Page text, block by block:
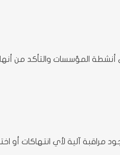
المؤسسات والتأكد من
مراقبة آلية لأي انتهاكات أو